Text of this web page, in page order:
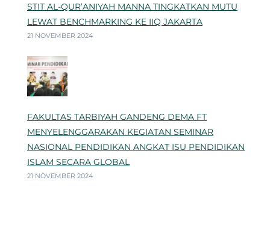
STIT AL-QUR’ANIYAH MANNA TINGKATKAN MUTU
LEWAT BENCHMARKING KE IIQ JAKARTA
21 NOVEMBER 2024
FAKULTAS TARBIYAH GANDENG DEMA FT
MENYELENGGARAKAN KEGIATAN SEMINAR
NASIONAL PENDIDIKAN ANGKAT ISU PENDIDIKAN
ISLAM SECARA GLOBAL
21 NOVEMBER 2024